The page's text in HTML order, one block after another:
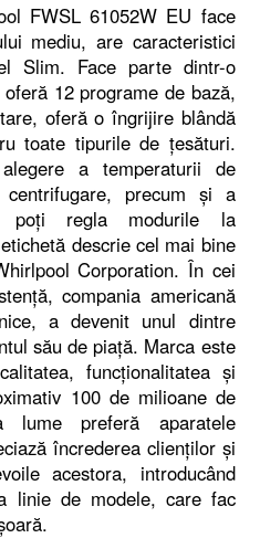
FWSL 61052W EU face
mediu, are caracteristici
Slim. Face parte dintr-o
12 programe de bază,
oferă o îngrijire blândă
toate tipurile de țesături.
a temperaturii de
precum și a
poți regla modurile la
descrie cel mai bine
Corporation. În cei
compania americană
a devenit unul dintre
său de piață. Marca este
funcționalitatea și
100 de milioane de
lume preferă aparatele
încrederea clienților și
acestora, introducând
linie de modele, care fac